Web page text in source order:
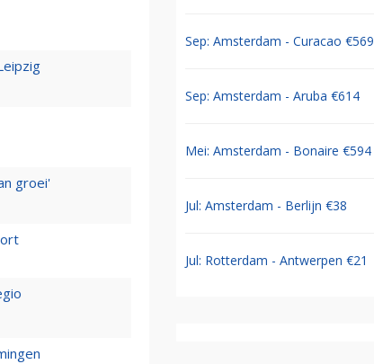
groei'
Sep: Amsterdam - Curacao €569
Sep: Amsterdam - Aruba €614
Mei: Amsterdam - Bonaire €594
Jul: Amsterdam - Berlijn €38
Jul: Rotterdam - Antwerpen €21